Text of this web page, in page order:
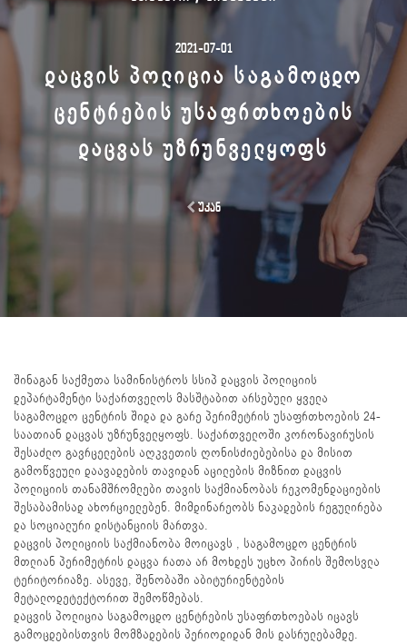
2021-07-01
ᲓᲐᲪᲕᲘᲡ ᲞᲝᲚᲘᲪᲘᲐ ᲡᲐᲒᲐᲛᲝᲪᲓᲝ
ᲪᲔᲜᲢᲠᲔᲑᲘᲡ ᲣᲡᲐᲤᲠᲗᲮᲝᲔᲑᲘᲡ
ᲓᲐᲪᲕᲐᲡ ᲣᲖᲠᲣᲜᲕᲔᲚᲧᲝᲤᲡ
უკან
შინაგან საქმეთა სამინისტროს სსიპ დაცვის პოლიციის
დეპარტამენტი საქართველოს მასშტაბით არსებული ყველა
საგამოცდო ცენტრის შიდა და გარე პერიმეტრის უსაფრთხოების 24-
საათიან დაცვას უზრუნველყოფს. საქართველოში კორონავირუსის
შესაძლო გავრცელების აღკვეთის ღონისძიებებისა და მისით
გამოწვეული დაავადების თავიდან აცილების მიზნით დაცვის
პოლიციის თანამშრომლები თავის საქმიანობას რეკომენდაციების
შესაბამისად ახორციელებენ. მიმდინარეობს ნაკადების რეგულირება
და სოციალური დისტანციის მართვა.
დაცვის პოლიციის საქმიანობა მოიცავს , საგამოცდო ცენტრის
მთლიან პერიმეტრის დაცვა რათა არ მოხდეს უცხო პირის შემოსვლა
ტერიტორიაზე. ასევე, შენობაში აბიტურიენტების
მეტალოდეტექტორით შემოწმებას.
დაცვის პოლიცია საგამოცდო ცენტრების უსაფრთხოებას იცავს
გამოცდებისთვის მომზადების პერიოდიდან მის დასრულებამდე.